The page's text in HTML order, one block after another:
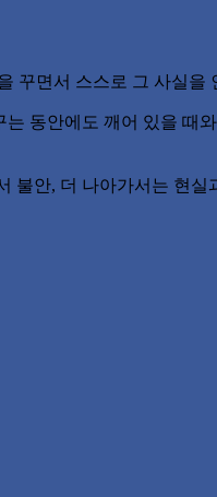
꾸면서 스스로 그 사실
동안에도 깨어 있을
불안, 더 나아가서는 현실